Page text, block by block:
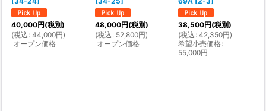
40,000円(税別)
(税込 : 44,000円)
オープン価格
48,000円(税別)
(税込 : 52,800円)
オープン価格
38,500円(税別)
(税込 : 42,350円)
希望小売価格:
55,000円